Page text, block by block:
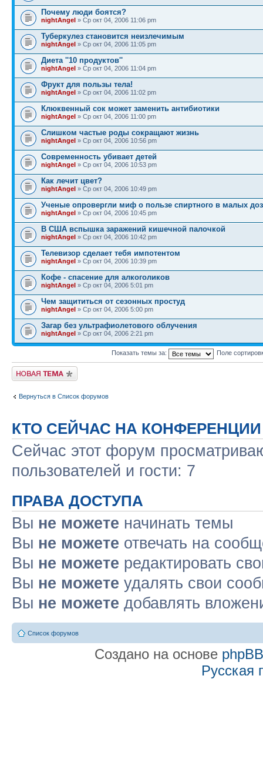
Почему люди боятся?
nightAngel » Ср окт 04, 2006 11:06 pm
Туберкулез становится неизлечимым
nightAngel » Ср окт 04, 2006 11:05 pm
Диета ''10 продуктов''
nightAngel » Ср окт 04, 2006 11:04 pm
Фрукт для пользы тела!
nightAngel » Ср окт 04, 2006 11:02 pm
Клюквенный сок может заменить антибиотики
nightAngel » Ср окт 04, 2006 11:00 pm
Слишком частые роды сокращают жизнь
nightAngel » Ср окт 04, 2006 10:56 pm
Современность убивает детей
nightAngel » Ср окт 04, 2006 10:53 pm
Как лечит цвет?
nightAngel » Ср окт 04, 2006 10:49 pm
Ученые опровергли миф о пользе спиртного в малых
nightAngel » Ср окт 04, 2006 10:45 pm
В США вспышка заражений кишечной палочкой
nightAngel » Ср окт 04, 2006 10:42 pm
Телевизор сделает тебя импотентом
nightAngel » Ср окт 04, 2006 10:39 pm
Кофе - спасение для алкоголиков
nightAngel » Ср окт 04, 2006 5:01 pm
Чем защититься от сезонных простуд
nightAngel » Ср окт 04, 2006 5:00 pm
Загар без ультрафиолетового облучения
nightAngel » Ср окт 04, 2006 2:21 pm
Показать темы за: Поле
Новая тема
Вернуться в Список форумов
КТО СЕЙЧАС НА КОНФЕРЕНЦИИ
Сейчас этот форум
пользователей и гости: 7
ПРАВА ДОСТУПА
Вы не можете начинать темы
Вы не можете отвечать на
Вы не можете редактировать
Вы не можете удалять свои
Вы не можете добавлять
Список форумов
Создано на основе phpBB
Русская